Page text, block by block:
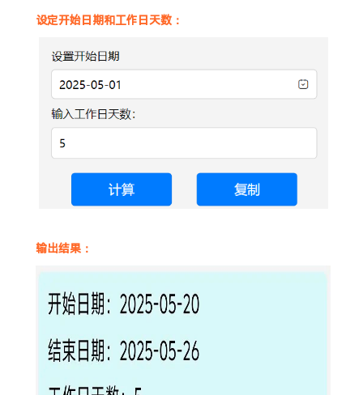
设定开始日期和工作日天数：
输出结果：